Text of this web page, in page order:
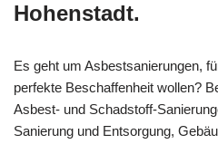
Hohenstadt.
Es geht um Asbestsanierungen,
perfekte Beschaffenheit wollen?
Asbest- und Schadstoff-
Sanierung und Entsorgung,